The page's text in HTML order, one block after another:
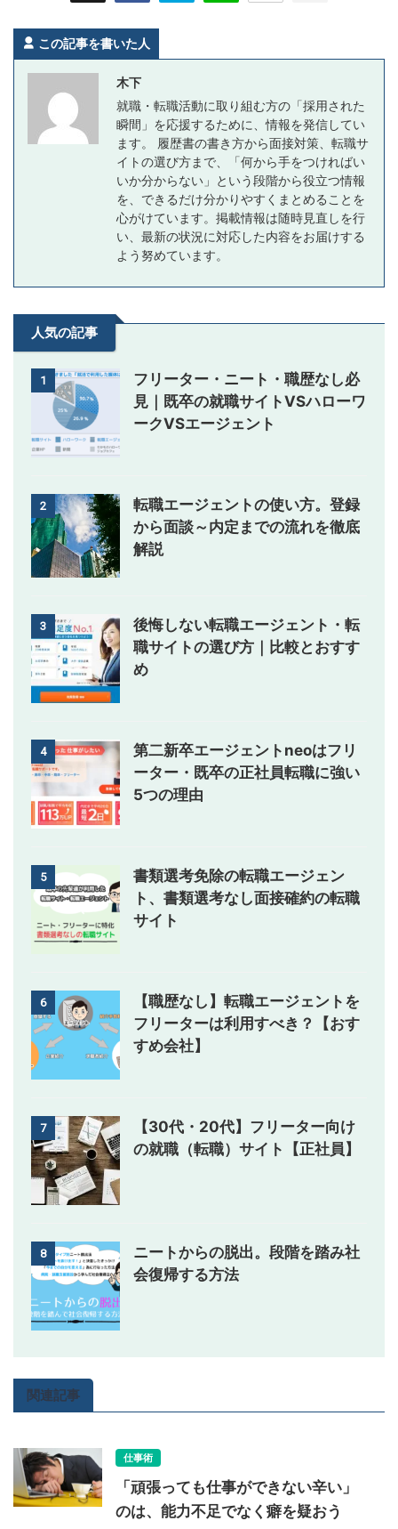
この記事を書いた人
木下
就職・転職活動に取り組む方の「採用された
瞬間」を応援するために、情報を発信してい
ます。 履歴書の書き方から面接対策、転職サ
イトの選び方まで、「何から手をつければい
いか分からない」という段階から役立つ情報
を、できるだけ分かりやすくまとめることを
心がけています。掲載情報は随時見直しを行
い、最新の状況に対応した内容をお届けする
よう努めています。
人気の記事
1
フリーター・ニート・職歴なし必
見｜既卒の就職サイトVSハローワ
ークVSエージェント
2
転職エージェントの使い方。登録
から面談～内定までの流れを徹底
解説
3
後悔しない転職エージェント・転
職サイトの選び方｜比較とおすす
め
4
第二新卒エージェントneoはフリ
ーター・既卒の正社員転職に強い
5つの理由
5
書類選考免除の転職エージェン
ト、書類選考なし面接確約の転職
サイト
6
【職歴なし】転職エージェントを
フリーターは利用すべき？【おす
すめ会社】
7
【30代・20代】フリーター向け
の就職（転職）サイト【正社員】
8
ニートからの脱出。段階を踏み社
会復帰する方法
関連記事
仕事術
「頑張っても仕事ができない辛い」
のは、能力不足でなく癖を疑おう